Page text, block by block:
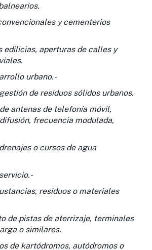
y cementerios
edilicias, aperturas de calles y
urbano.-
de residuos sólidos urbanos.
antenas de telefonía móvil,
frecuencia modulada,
o cursos de agua
residuos o materiales
de pistas de aterrizaje, terminales
o similares.
de kartódromos, autódromos o